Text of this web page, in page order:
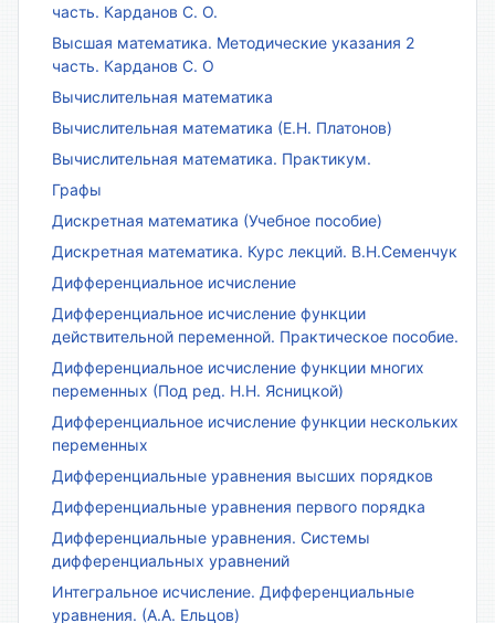
часть. Карданов С. О.
Высшая математика. Методические указания 2
часть. Карданов С. О
Вычислительная математика
Вычислительная математика (Е.Н. Платонов)
Вычислительная математика. Практикум.
Графы
Дискретная математика (Учебное пособие)
Дискретная математика. Курс лекций. В.Н.Семенчук
Дифференциальное исчисление
Дифференциальное исчисление функции
действительной переменной. Практическое пособие.
Дифференциальное исчисление функции многих
переменных (Под ред. Н.Н. Ясницкой)
Дифференциальное исчисление функции нескольких
переменных
Дифференциальные уравнения высших порядков
Дифференциальные уравнения первого порядка
Дифференциальные уравнения. Системы
дифференциальных уравнений
Интегральное исчисление. Дифференциальные
уравнения. (А.А. Ельцов)